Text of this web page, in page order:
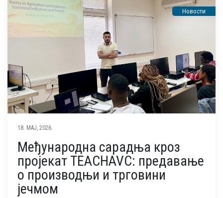
Новости
18. МАЈ, 2026.
Међународна сарадња кроз
пројекат TEACHAVC: предавање
о производњи и трговини
јечмом